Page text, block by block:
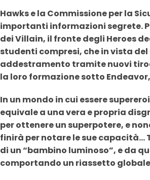
Hawks e la Commissione per la
importanti informazioni segrete.
dei Villain, il fronte degli Heroes
studenti compresi, che in vista
addestramento tramite nuovi
la loro formazione sotto
In un mondo in cui essere
equivale a una vera e propria
per ottenere un superpotere, e
finirà per notare le sue
di un “bambino luminoso”, e da
comportando un riassetto